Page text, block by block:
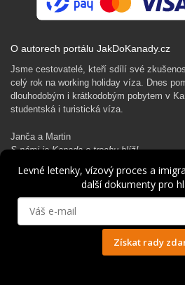
O autorech portálu JakDoKanady.cz
Jsme cestovatelé, kteří sdílí své
celý rok na working holiday víza. Dnes
dlouhodobým i krátkodobým pobytem v
studentská i turistická víza.
Janča a Martin
S námi je Kanada o trochu blíž!
Rádi Ti pomůžeme s kanadským
Levné letenky, vízový proces a
další dokumenty pro
Získat rady